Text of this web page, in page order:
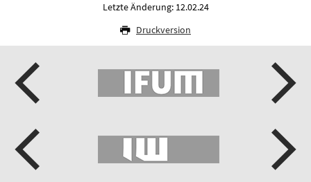
Letzte Änderung: 12.02.24
Druckversion